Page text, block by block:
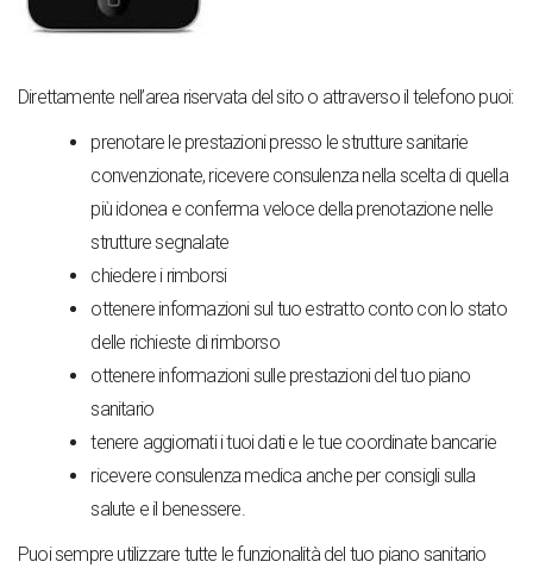
Direttamente nell’area riservata del sito o attraverso il telefono puoi:
prenotare le prestazioni presso le strutture sanitarie
convenzionate, ricevere consulenza nella scelta di quella
più idonea e conferma veloce della prenotazione nelle
strutture segnalate
chiedere i rimborsi
ottenere informazioni sul tuo estratto conto con lo stato
delle richieste di rimborso
ottenere informazioni sulle prestazioni del tuo piano
sanitario
tenere aggiornati i tuoi dati e le tue coordinate bancarie
ricevere consulenza medica anche per consigli sulla
salute e il benessere.
Puoi sempre utilizzare tutte le funzionalità del tuo piano sanitario